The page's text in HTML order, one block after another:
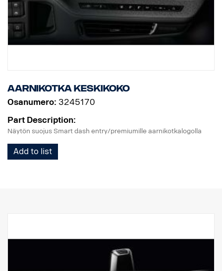
Aarnikotka keskikoko
Osanumero: 3245170
Part Description:
Näytön suojus Smart dash entry/premiumille aarnikotkalogolla
Add to list